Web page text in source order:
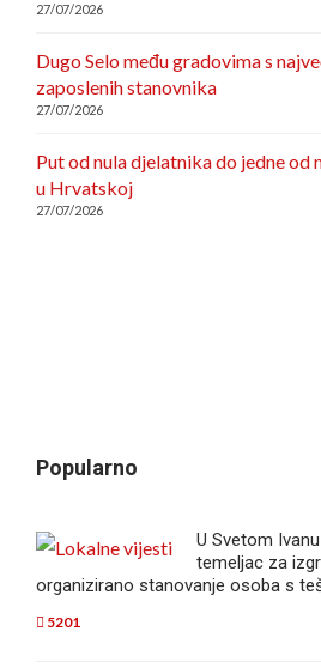
27/07/2026
Dugo Selo među gradovima s
zaposlenih stanovnika
27/07/2026
Put od nula djelatnika do jedne
u Hrvatskoj
27/07/2026
Popularno
U Svetom
temeljac za
organizirano stanovanje osoba s
5201